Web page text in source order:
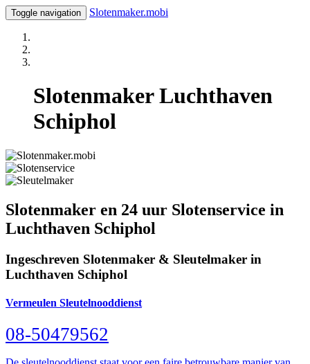
Toggle navigation Slotenmaker.mobi
Slotenmaker Luchthaven
Schiphol
Slotenmaker en 24 uur Slotenservice in
Luchthaven Schiphol
Ingeschreven Slotenmaker & Sleutelmaker in
Luchthaven Schiphol
Vermeulen Sleutelnooddienst
08-50479562